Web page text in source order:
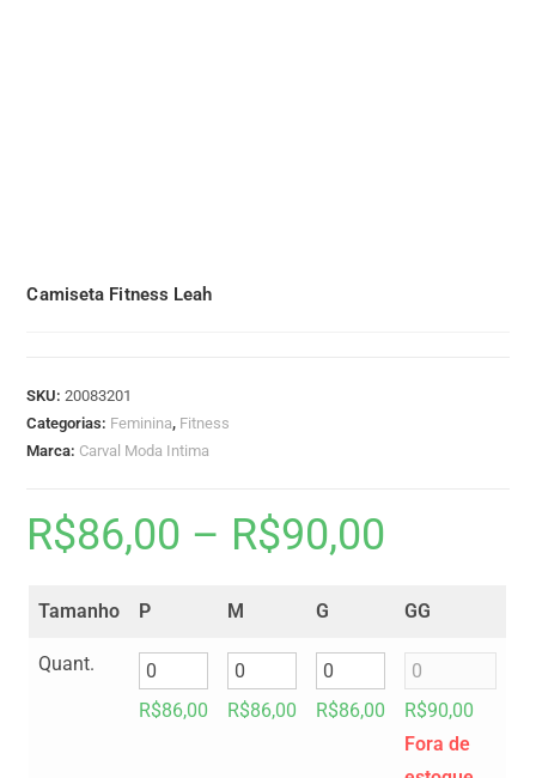
Camiseta Fitness Leah
SKU:20083201
Categorias: Feminina, Fitness
Marca: Carval Moda Intima
R$86,00 – R$90,00
Tamanho P M G GG
Quant.
R$86,00 R$86,00 R$86,00 R$90,00
Fora de